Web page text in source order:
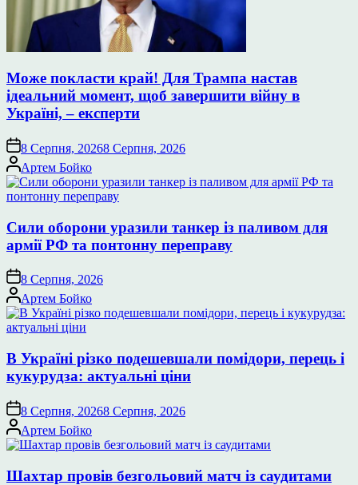
Може покласти край! Для Трампа настав
ідеальний момент, щоб завершити війну в
Україні, – експерти
8 Серпня, 20268 Серпня, 2026
Опубліковано
Артем Бойко
Сили оборони уразили танкер із паливом для
армії РФ та понтонну переправу
8 Серпня, 2026
Опубліковано
Артем Бойко
В Україні різко подешевшали помідори, перець і
кукурудза: актуальні ціни
8 Серпня, 20268 Серпня, 2026
Опубліковано
Артем Бойко
Шахтар провів безгольовий матч із саудитами